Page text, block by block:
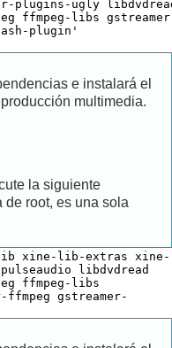
e instalará el
multimedia.
la siguiente
de root, es una sola